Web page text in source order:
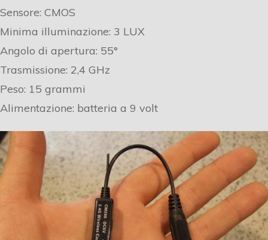
Sensore: CMOS
Minima illuminazione: 3 LUX
Angolo di apertura: 55°
Trasmissione: 2,4 GHz
Peso: 15 grammi
Alimentazione: batteria a 9 volt